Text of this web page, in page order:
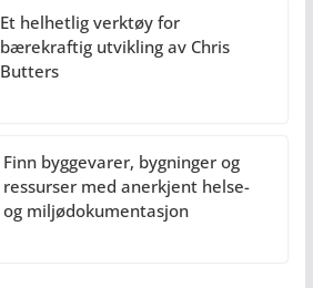
Et helhetlig verktøy for
bærekraftig utvikling av Chris
Butters
Finn byggevarer, bygninger og
ressurser med anerkjent helse-
og miljødokumentasjon